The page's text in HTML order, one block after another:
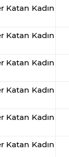
Katan Kadın
Katan Kadın
Katan Kadın
Katan Kadın
Katan Kadın
Katan Kadın